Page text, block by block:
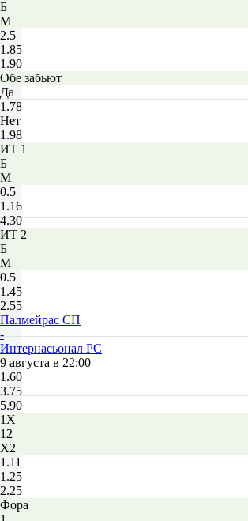
Б
М
2.5
1.85
1.90
Обе забьют
Да
1.78
Нет
1.98
ИТ 1
Б
М
0.5
1.16
4.30
ИТ 2
Б
М
0.5
1.45
2.55
Палмейрас СП
-
Интернасьонал РС
9 августа в 22:00
1.60
3.75
5.90
1X
12
X2
1.11
1.25
2.25
Фора